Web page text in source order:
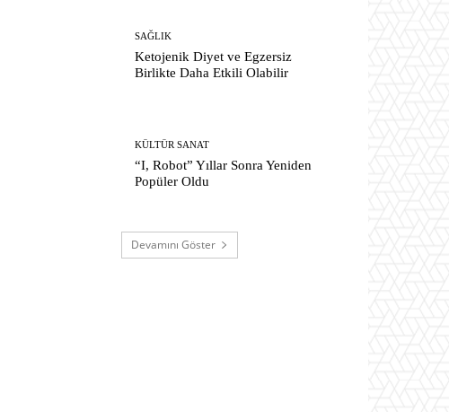
SAĞLIK
Ketojenik Diyet ve Egzersiz
Birlikte Daha Etkili Olabilir
KÜLTÜR SANAT
“I, Robot” Yıllar Sonra Yeniden
Popüler Oldu
Devamını Göster